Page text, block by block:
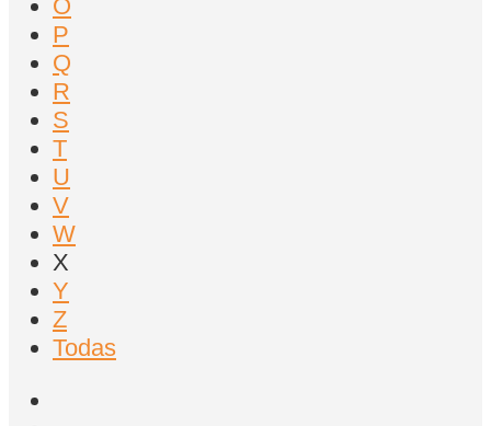
O
P
Q
R
S
T
U
V
W
X
Y
Z
Todas